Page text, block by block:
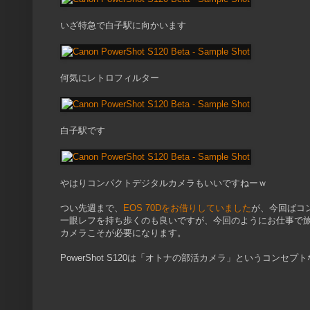
いざ特急で白子駅に向かいます
何気にレトロフィルター
白子駅です
やはりコンパクトデジタルカメラもいいですねーｗ
つい先週まで、 EOS 70Dをお借りしていましたが、今回ばコ
一眼レフを持ち歩くのも良いですが、今回のようにお仕事
カメラこそが必要になります。
PowerShot S120は「オトナの部活カメラ」というコンセプ